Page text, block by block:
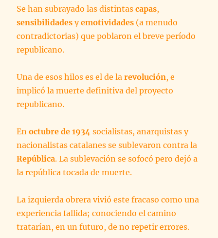
Se han subrayado las distintascapas,
sensibilidades yemotividades (a menudo
contradictorias) que poblaron el breve período
republicano.
Una de esos hilos es el de larevolución, e
implicó la muerte definitiva del proyecto
republicano.
Enoctubre de 1934 socialistas, anarquistas y
nacionalistas catalanes se sublevaron contra la
República. La sublevación se sofocó pero dejó a
la república tocada de muerte.
La izquierda obrera vivió este fracaso como una
experiencia fallida; conociendo el camino
tratarían, en un futuro, de no repetir errores.